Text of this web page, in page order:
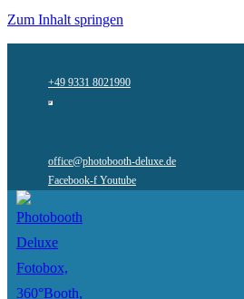
Zum Inhalt springen
+49 9331 8021990
office@photobooth-deluxe.de
Facebook-f Youtube